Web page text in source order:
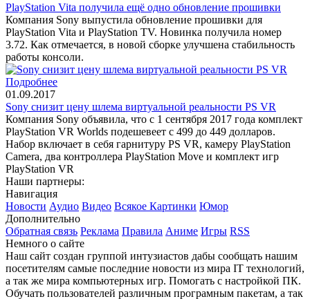
PlayStation Vita получила ещё одно обновление прошивки
Компания Sony выпустила обновление прошивки для
PlayStation Vita и PlayStation TV. Новинка получила номер
3.72. Как отмечается, в новой сборке улучшена стабильность
работы консоли.
Подробнее
01.09.2017
Sony снизит цену шлема виртуальной реальности PS VR
Компания Sony объявила, что с 1 сентября 2017 года комплект
PlayStation VR Worlds подешевеет с 499 до 449 долларов.
Набор включает в себя гарнитуру PS VR, камеру PlayStation
Camera, два контроллера PlayStation Move и комплект игр
PlayStation VR
Наши партнеры:
Навигация
Новости Аудио Видео Всякое Картинки Юмор
Дополнительно
Обратная связь Реклама Правила Аниме Игры RSS
Немного о сайте
Наш сайт создан группой интузиастов дабы сообщать нашим
посетителям самые последние новости из мира IT технологий,
а так же мира компьютерных игр. Помогать с настройкой ПК.
Обучать пользователей различным програмным пакетам, а так